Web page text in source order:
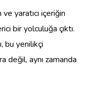
yaratıcı içeriğin
bir yolculuğa çıktı.
bu yenilikçi
değil, aynı zamanda